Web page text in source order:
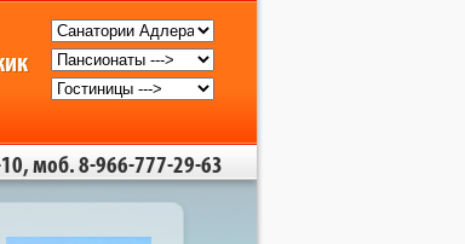
моб. 8-966-777-29-63